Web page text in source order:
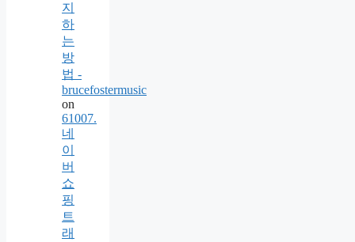
지
하
는
방
법 -
brucefostermusic
on
61007.
네
이
버
쇼
핑
트
래